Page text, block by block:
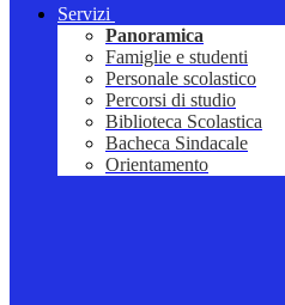
Servizi
Panoramica
Famiglie e studenti
Personale scolastico
Percorsi di studio
Biblioteca Scolastica
Bacheca Sindacale
Orientamento